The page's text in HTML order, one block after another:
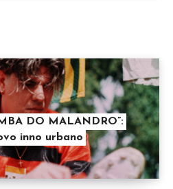
DO MALANDRO”:
inno urbano